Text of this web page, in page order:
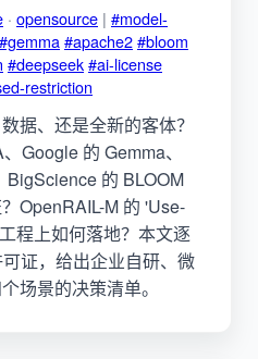
· opensource | #model-
#gemma#apache2#bloom
#deepseek#ai-license
restriction
据、还是全新的客体？
Google 的 Gemma、
的 BLOOM
OpenRAIL-M 的 'Use-
程上如何落地？本文逐
证，给出企业自研、微
场景的决策清单。